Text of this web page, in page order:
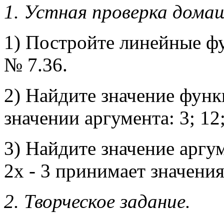
1. Устная проверка
1) Постройте линейные
№ 7.36.
2) Найдите значение
значении аргумента: 3;
3) Найдите значение
2х - 3 принимает
2. Творческое задание.